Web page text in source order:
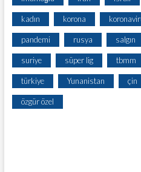
kadın korona
pandemi rusya salgın
suriye süper lig tbmm
türkiye Yunanistan çin
özgür özel